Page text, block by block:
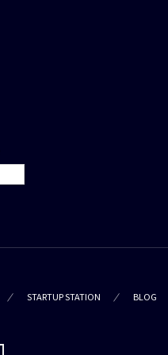
STARTUP STATION BLOG